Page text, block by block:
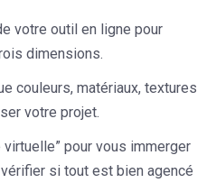
votre outil en ligne pour
dimensions.
couleurs, matériaux, textures
votre projet.
pour vous immerger
si tout est bien agencé